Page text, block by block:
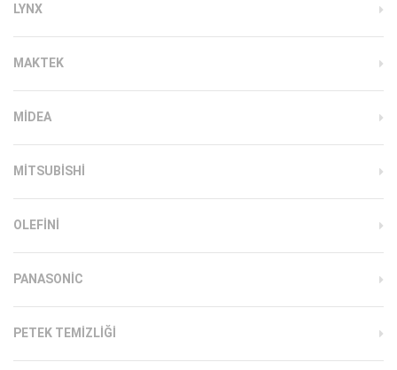
LYNX
MAKTEK
MIDEA
MITSUBISHI
OLEFINI
PANASONIC
PETEK TEMIZLIĞI